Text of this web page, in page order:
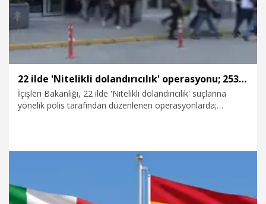
22 ilde 'Nitelikli dolandırıcılık' operasyonu; 253 gözaltı
İçişleri Bakanlığı, 22 ilde 'Nitelikli dolandırıcılık' suçlarına
yönelik polis tarafından düzenlenen operasyonlarda;
1.08.2026 Gündem